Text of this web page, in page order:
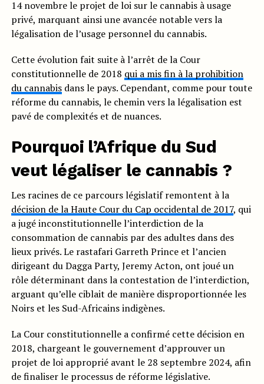
14 novembre le projet de loi sur le cannabis à usage
privé, marquant ainsi une avancée notable vers la
légalisation de l’usage personnel du cannabis.
Cette évolution fait suite à l’arrêt de la Cour
constitutionnelle de 2018 qui a mis fin à la prohibition
du cannabisdans le pays. Cependant, comme pour toute
réforme du cannabis, le chemin vers la légalisation est
pavé de complexités et de nuances.
Pourquoi l’Afrique du Sud
veut légaliser le cannabis ?
Les racines de ce parcours législatif remontent à la
décision de la Haute Cour du Cap occidental de 2017, qui
a jugé inconstitutionnelle l’interdiction de la
consommation de cannabis par des adultes dans des
lieux privés. Le rastafari Garreth Prince et l’ancien
dirigeant du Dagga Party, Jeremy Acton, ont joué un
rôle déterminant dans la contestation de l’interdiction,
arguant qu’elle ciblait de manière disproportionnée les
Noirs et les Sud-Africains indigènes.
La Cour constitutionnelle a confirmé cette décision en
2018, chargeant le gouvernement d’approuver un
projet de loi approprié avant le 28 septembre 2024, afin
de finaliser le processus de réforme législative.